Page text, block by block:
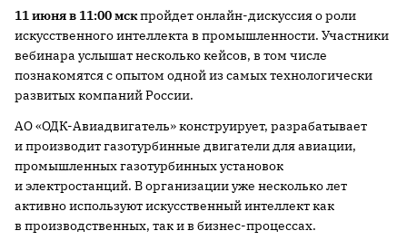
11 июня в 11:00 мскпройдет онлайн-дискуссия о роли
искусственного интеллекта в промышленности. Участники
вебинара услышат несколько кейсов, в том числе
познакомятся с опытом одной из самых технологически
развитых компаний России.
АО «ОДК-Авиадвигатель» конструирует, разрабатывает
и производит газотурбинные двигатели для авиации,
промышленных газотурбинных установок
и электростанций. В организации уже несколько лет
активно используют искусственный интеллект как
в производственных, так и в бизнес-процессах.